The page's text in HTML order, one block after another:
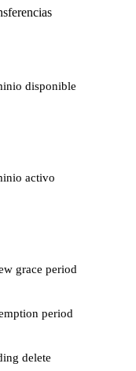
disponible
activo
grace period
period
delete